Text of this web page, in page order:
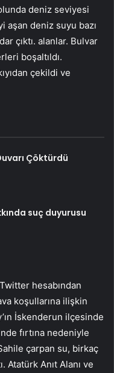
deniz seviyesi
aşan deniz suyu bazı
çıktı. alanlar. Bulvar
boşaltıldı.
çekildi ve
Çöktürdü
suç duyurusu
hesabından
koşullarına ilişkin
İskenderun ilçesinde
fırtına nedeniyle
çarpan su, birkaç
Atatürk Anıt Alanı ve